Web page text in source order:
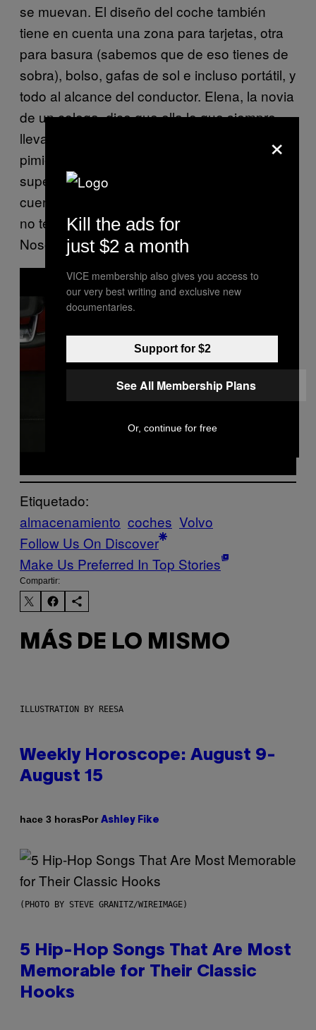
se muevan. El diseño del coche también
tiene en cuenta una zona para tarjetas, otra
para basura (sabemos que de eso tienes de
sobra), bolso, gafas de sol e incluso portátil, y
todo al alcance del conductor. Elena, la novia
de un colega, dice que ella lo que siempre
lleva encima son dos tarros con sal y
pimienta, para ir segura en la carretera. Una
superstición que heredó de su abuela, nos
cuenta. Para eso, por suerte o por desgracia,
no tenemos espacio designado todavía.
Nosotros somos más de cazasueños.
i
d
e
Etiquetado:
almacenamiento coches Volvo
Follow Us On Discover
Make Us Preferred In Top Stories
Compartir:
MÁS DE LO MISMO
ILLUSTRATION BY REESA
Weekly Horoscope: August 9-
August 15
hace 3 horasPor Ashley Fike
(PHOTO BY STEVE GRANITZ/WIREIMAGE)
5 Hip-Hop Songs That Are Most
Memorable for Their Classic
Hooks
×
Kill the ads for
just $2 a month
VICE membership also gives you access to
our very best writing and exclusive new
documentaries.
Support for $2
See All Membership Plans
Or, continue for free